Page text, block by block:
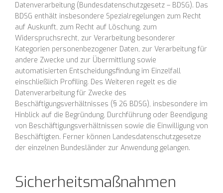
Datenverarbeitung (Bundesdatenschutzgesetz – BDSG). Das
BDSG enthält insbesondere Spezialregelungen zum Recht
auf Auskunft, zum Recht auf Löschung, zum
Widerspruchsrecht, zur Verarbeitung besonderer
Kategorien personenbezogener Daten, zur Verarbeitung für
andere Zwecke und zur Übermittlung sowie
automatisierten Entscheidungsfindung im Einzelfall
einschließlich Profiling. Des Weiteren regelt es die
Datenverarbeitung für Zwecke des
Beschäftigungsverhältnisses (§ 26 BDSG), insbesondere im
Hinblick auf die Begründung, Durchführung oder Beendigung
von Beschäftigungsverhältnissen sowie die Einwilligung von
Beschäftigten. Ferner können Landesdatenschutzgesetze
der einzelnen Bundesländer zur Anwendung gelangen.
Sicherheitsmaßnahmen